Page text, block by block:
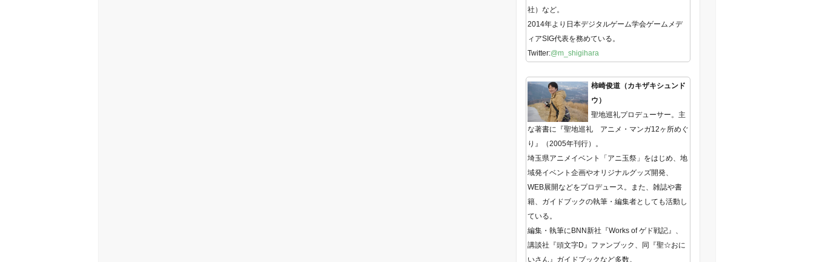
社）など。
2014年より日本デジタルゲーム学会ゲームメデ
ィアSIG代表を務めている。
Twitter:@m_shigihara
柿崎俊道（カキザキシュンド
ウ）
聖地巡礼プロデューサー。主
な著書に『聖地巡礼 アニメ・マンガ12ヶ所めぐ
り』（2005年刊行）。
埼玉県アニメイベント「アニ玉祭」をはじめ、地
域発イベント企画やオリジナルグッズ開発、
WEB展開などをプロデュース。また、雑誌や書
籍、ガイドブックの執筆・編集者としても活動し
ている。
編集・執筆にBNN新社『Works of ゲド戦記』、
講談社『頭文字D』ファンブック、同『聖☆おに
いさん』ガイドブックなど多数。